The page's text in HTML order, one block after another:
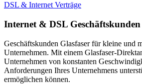
DSL & Internet Verträge
Internet & DSL Geschäftskunden
Geschäftskunden Glasfaser für kleine und
Unternehmen. Mit einem Glasfaser-
Unternehmen von konstanten
Anforderungen Ihres Unternehmens
ermöglichen können.